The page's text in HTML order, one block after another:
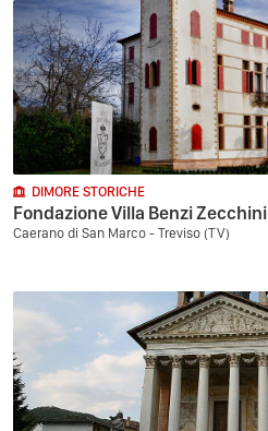
DIMORE STORICHE
Fondazione Villa Benzi Zecchini
Caerano di San Marco - Treviso (TV)